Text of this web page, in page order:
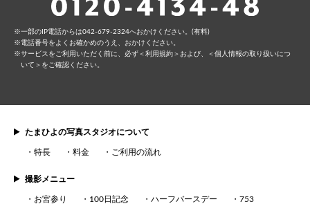
⼀部のIP電話からは042-679-2324へおかけください。(有料)
電話番号をよくお確かめのうえ、おかけください。
サービスをご利⽤いただく前に、必ず ＜利⽤規約＞ および、
＜個⼈情報の取り扱いにつ
いて＞ をご確認ください。
たまひよの写真スタジオについて
特長 料金 ご利用の流れ
撮影メニュー
お宮参り 100日記念 ハーフバースデー 753